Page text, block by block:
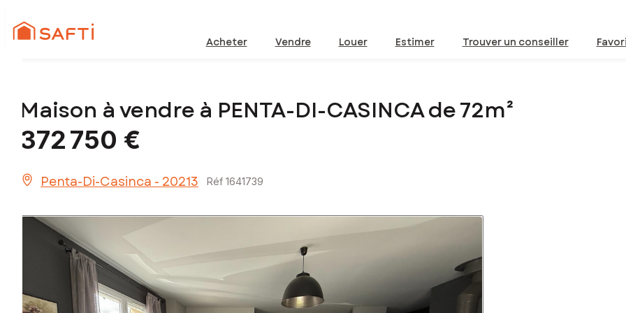
Acheter Vendre Louer Estimer Trouver un conseiller
Maison à vendre à PENTA-DI-CASINCA de 72m²
372 750 €
Penta-Di-Casinca - 20213 Réf 1641739